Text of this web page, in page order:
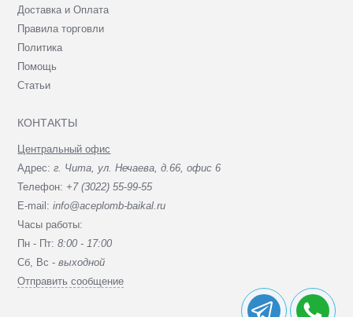
Доставка и Оплата
Правила торговли
Политика
Помощь
Статьи
КОНТАКТЫ
Центральный офис
Адрес:г. Чита, ул. Нечаева, д.66, офис 6
Телефон: +7 (3022) 55-99-55
E-mail:info@aceplomb-baikal.ru
Часы работы:
Пн - Пт:8:00 - 17:00
Сб, Вc -выходной
Отправить сообщение